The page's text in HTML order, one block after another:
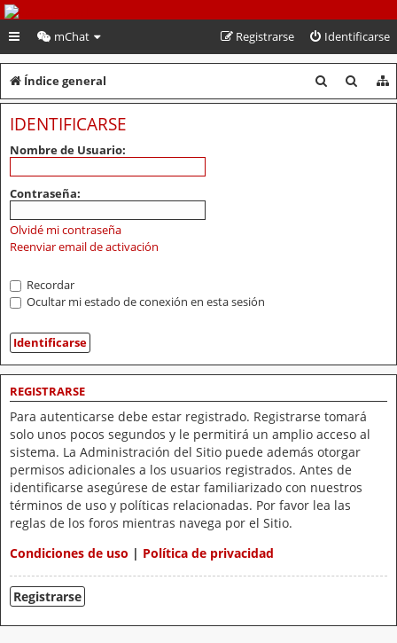
PeruVoley.com
mChat Identificarse
Registrarse
Índice general
u
u
IDENTIFICARSE
Nombre de Usuario:
Contraseña:
Olvidé mi contraseña
Reenviar email de activación
Recordar
Ocultar mi estado de conexión en esta sesión
REGISTRARSE
Para autenticarse debe estar registrado. Registrarse tomará
solo unos pocos segundos y le permitirá un amplio acceso al
sistema. La Administración del Sitio puede además otorgar
permisos adicionales a los usuarios registrados. Antes de
identificarse asegúrese de estar familiarizado con nuestros
términos de uso y políticas relacionadas. Por favor lea las
reglas de los foros mientras navega por el Sitio.
Condiciones de uso | Política de privacidad
Registrarse